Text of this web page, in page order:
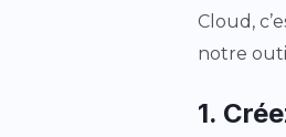
Cloud,
notre
1.